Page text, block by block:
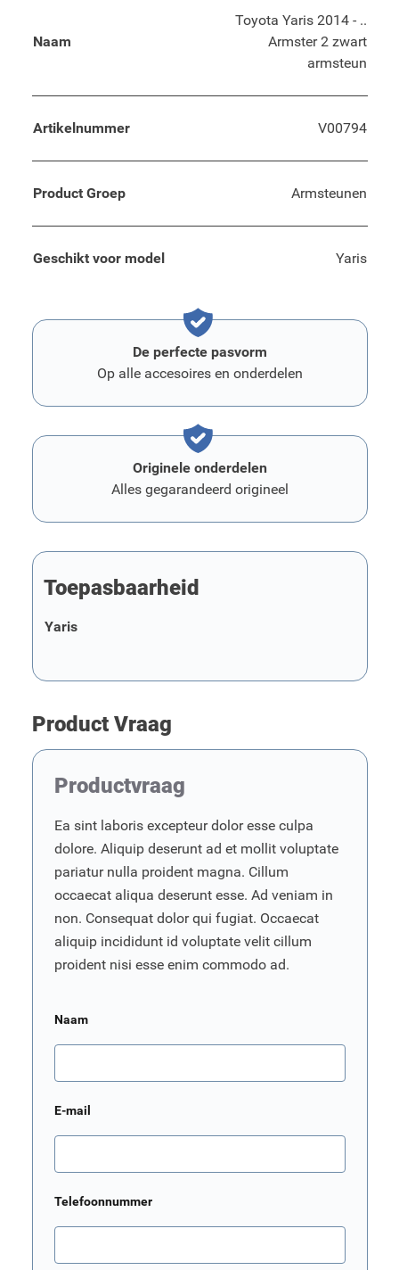
Naam
Toyota Yaris 2014 - ..
Armster 2 zwart
armsteun
Artikelnummer V00794
Product Groep Armsteunen
Geschikt voor model Yaris
De perfecte pasvorm
Op alle accesoires en onderdelen
Originele onderdelen
Alles gegarandeerd origineel
Toepasbaarheid
Yaris
Product Vraag
Productvraag
Ea sint laboris excepteur dolor esse culpa
dolore. Aliquip deserunt ad et mollit voluptate
pariatur nulla proident magna. Cillum
occaecat aliqua deserunt esse. Ad veniam in
non. Consequat dolor qui fugiat. Occaecat
aliquip incididunt id voluptate velit cillum
proident nisi esse enim commodo ad.
Naam
E-mail
Telefoonnummer